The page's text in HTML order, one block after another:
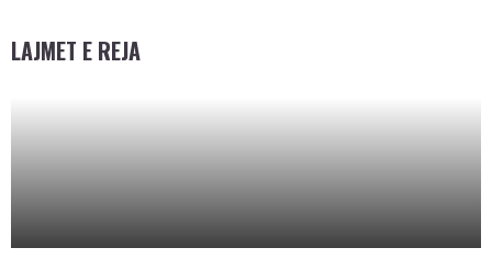
LAJMET E REJA